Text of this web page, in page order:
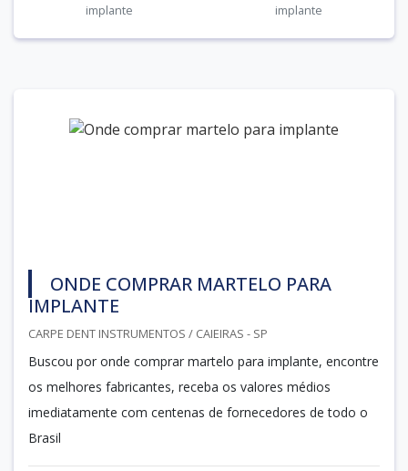
implante
implante
ONDE COMPRAR MARTELO PARA
IMPLANTE
CARPE DENT INSTRUMENTOS / CAIEIRAS - SP
Buscou por onde comprar martelo para implante, encontre
os melhores fabricantes, receba os valores médios
imediatamente com centenas de fornecedores de todo o
Brasil